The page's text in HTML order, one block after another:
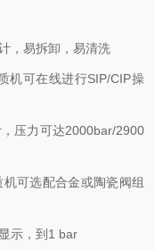
，易拆卸，易清洗
可在线进行SIP/CIP操
压力可达2000bar/2900
可选配合金或陶瓷阀组
示，到1 bar